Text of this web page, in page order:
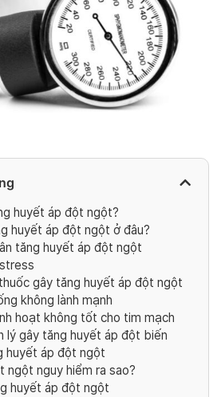
huyết áp đột ngột?
huyết áp đột ngột ở đâu?
tăng huyết áp đột ngột
gây tăng huyết áp đột ngột
không lành mạnh
hoạt không tốt cho tim mạch
lý gây tăng huyết áp đột biến
huyết áp đột ngột
ngột nguy hiểm ra sao?
huyết áp đột ngột